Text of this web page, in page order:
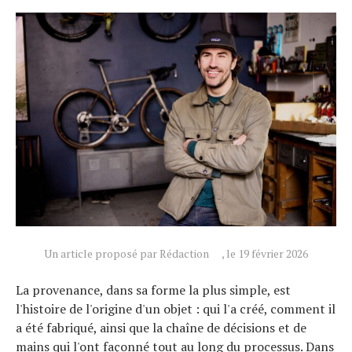
Un article proposé par Rédaction , le 19 février 2026
La provenance, dans sa forme la plus simple, est
l'histoire de l'origine d'un objet : qui l'a créé, comment il
a été fabriqué, ainsi que la chaîne de décisions et de
mains qui l'ont façonné tout au long du processus. Dans